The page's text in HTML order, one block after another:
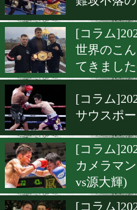
▶ 新着 KO KiNG ダイ
[コラ
難攻不
[コラ
世界
てき
[コラ
サウ